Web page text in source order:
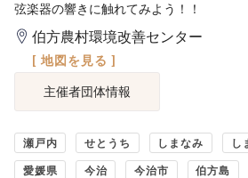
弦楽器の響きに触れてみよう！！
伯方農村環境改善センター
[ 地図を見る ]
主催者団体情報
瀬戸内 せとうち しまなみ し
愛媛県 今治 今治市 伯方島